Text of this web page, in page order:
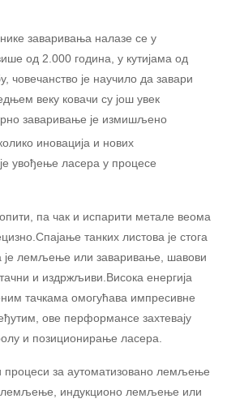
заваривања налазе се у
од 2.000 година, у кутијама од
човечанство је научило да завари
веку ковачи су још увек
заваривање је измишљено
иновација и нових
је увођење ласера ​​у процесе
па чак и испарити метале веома
танких листова је стога
је лемљење или заваривање, шавови
и издржљиви.Висока енергија
тачкама омогућава импресивне
ове перформансе захтевају
и позиционирање ласера.
процеси за аутоматизовано лемљење
лемљење, индукционо лемљење или